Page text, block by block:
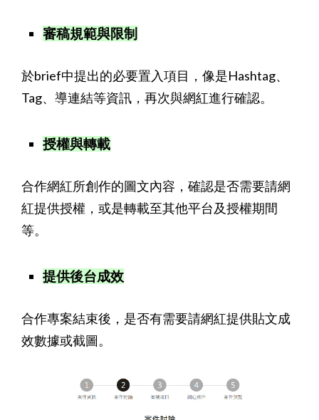
審稿規範與限制
於brief中提出的必要置入項目，像是Hashtag、
Tag、導連結等資訊，再次與網紅進行確認。
授權與轉載
合作網紅所創作的圖文內容，確認是否需要請網
紅提供授權，或是轉載至其他平台及授權期間
等。
提供後台成效
合作專案結束後，是否有需要請網紅提供貼文成
效數據或截圖。